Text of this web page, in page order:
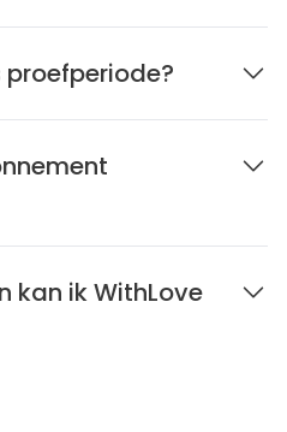
kan ik WithLove